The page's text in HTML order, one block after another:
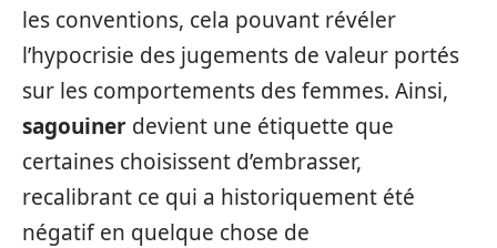
les conventions, cela pouvant révéler
l’hypocrisie des jugements de valeur portés
sur les comportements des femmes. Ainsi,
sagouiner devient une étiquette que
certaines choisissent d’embrasser,
recalibrant ce qui a historiquement été
négatif en quelque chose de